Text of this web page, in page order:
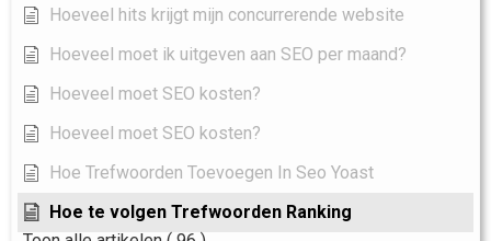
Hoeveel hits krijgt mijn concurrerende website
Hoeveel moet ik uitgeven aan SEO per maand?
Hoeveel moet SEO kosten?
Hoeveel moet SEO kosten?
Hoe Trefwoorden Toevoegen In Seo Yoast
Hoe te volgen Trefwoorden Ranking